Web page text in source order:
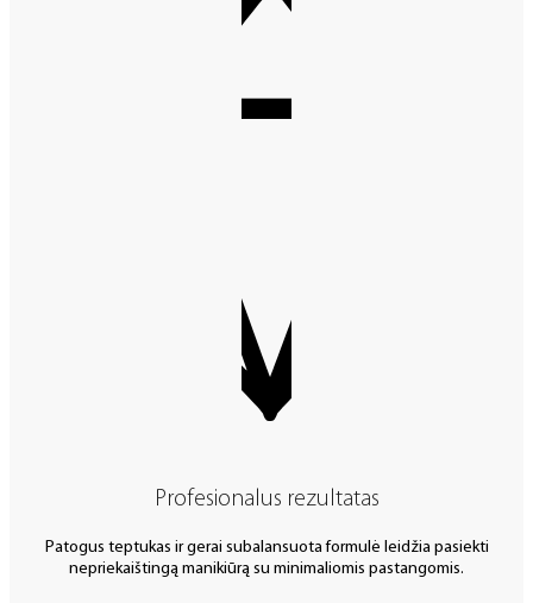
Profesionalus rezultatas
Patogus teptukas ir gerai subalansuota formulė leidžia pasiekti
nepriekaištingą manikiūrą su minimaliomis pastangomis.